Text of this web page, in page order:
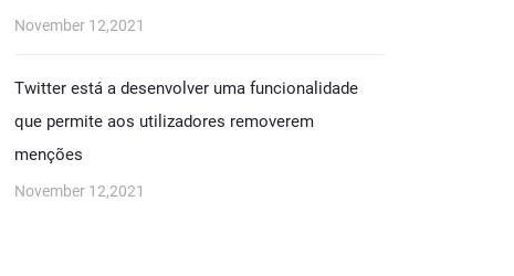
November 12,2021
Twitter está a desenvolver uma funcionalidade
que permite aos utilizadores removerem
menções
November 12,2021